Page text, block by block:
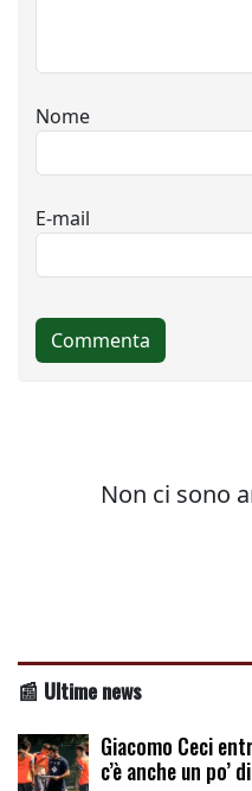
📰 Ultime news
Giacomo Ceci
c’è anche un